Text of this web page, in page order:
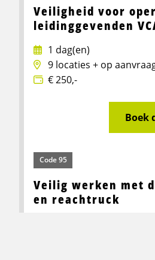
Veiligheid voor
leidinggevenden
1 dag(en)
9 locaties + op
€ 250,-
Boek
Code 95
Veilig werken met
en reachtruck